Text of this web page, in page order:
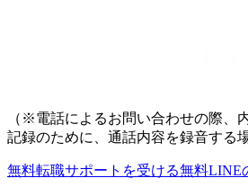
（※電話によるお問い合わせの際、
記録のために、通話内容を録音する
無料転職サポートを受ける無料LINE